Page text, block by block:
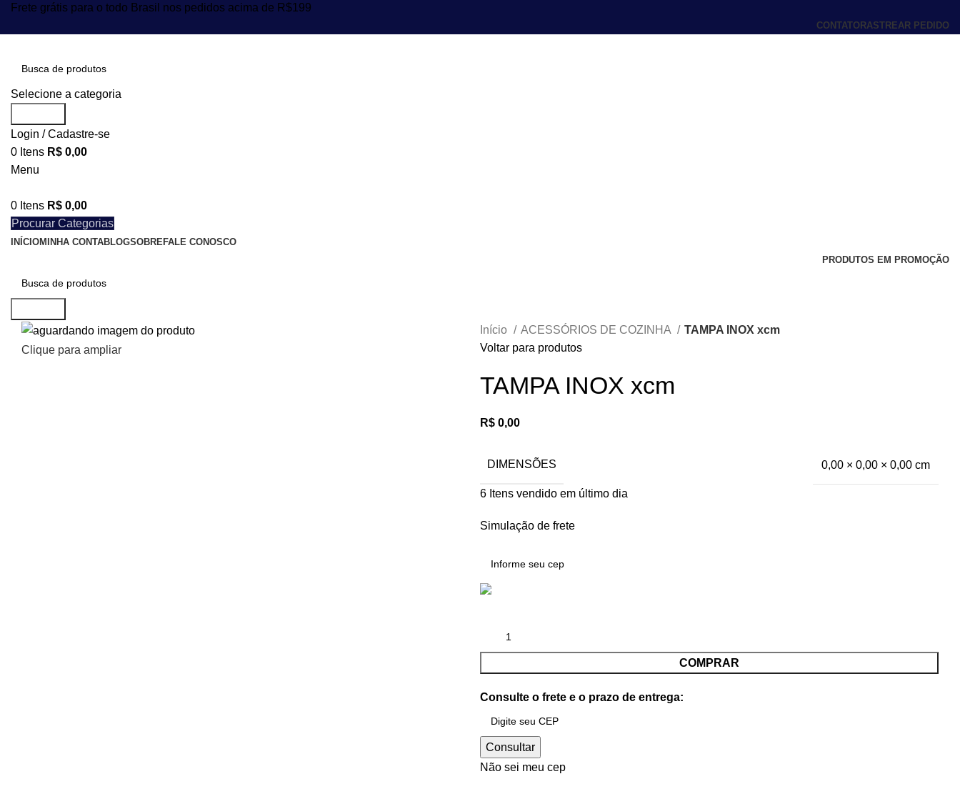
Frete grátis para o todo Brasil nos pedidos acima de R$199
CONTATO RASTREAR PEDIDO
Selecione a categoria
Login / Cadastre-se
0 Itens R$ 0,00
Menu
0 Itens R$ 0,00
Procurar Categorias
INÍCIOMINHA CONTABLOGSOBREFALE CONOSCO
PRODUTOS EM PROMOÇÃO
Clique para ampliar
Início ACESSÓRIOS DE COZINHA
TAMPA INOX xcm
Voltar para produtos
TAMPA INOX xcm
R$ 0,00
DIMENSÕES 0,00 × 0,00 × 0,00 cm
6 Itens vendido em último dia
Simulação de frete
COMPRAR
Consulte o frete e o prazo de entrega:
Consultar
Não sei meu cep